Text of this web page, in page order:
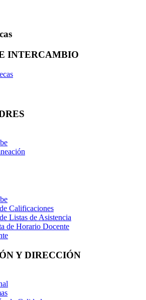
INTERCAMBIO
Calificaciones
Listas de Asistencia
de Horario Docente
Y DIRECCIÓN